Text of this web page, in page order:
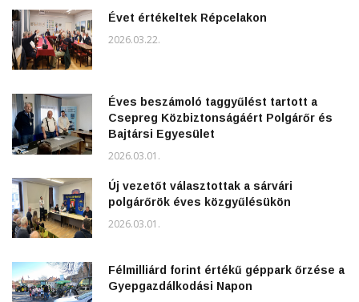
Évet értékeltek Répcelakon
2026.03.22.
Éves beszámoló taggyűlést tartott a
Csepreg Közbiztonságáért Polgárőr és
Bajtársi Egyesület
2026.03.01.
Új vezetőt választottak a sárvári
polgárőrök éves közgyűlésükön
2026.03.01.
Félmilliárd forint értékű géppark őrzése a
Gyepgazdálkodási Napon